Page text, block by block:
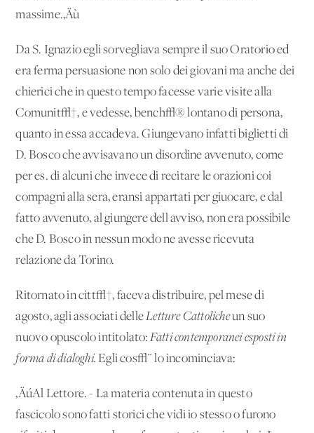
massime.‚Äù
Da S. Ignazio egli sorvegliava sempre il suo Oratorio ed
era ferma persuasione non solo dei giovani ma anche dei
chierici che in questo tempo facesse varie visite alla
Comunit√†, e vedesse, bench√® lontano di persona,
quanto in essa accadeva. Giungevano infatti biglietti di
D. Bosco che avvisavano un disordine avvenuto, come
per es. di alcuni che invece di recitare le orazioni coi
compagni alla sera, eransi appartati per giuocare, e dal
fatto avvenuto, al giungere dell'avviso, non era possibile
che D. Bosco in nessun modo ne avesse ricevuta
relazione da Torino.
Ritornato in citt√†, faceva distribuire, pel mese di
agosto, agli associati delleLetture Cattolicheun suo
nuovo opuscolo intitolato: Fatti contemporanei esposti in
forma di dialoghi.Egli cos√¨ lo incominciava:
‚ÄúAl Lettore. - La materia contenuta in questo
fascicolo sono fatti storici che vidi io stesso o furono